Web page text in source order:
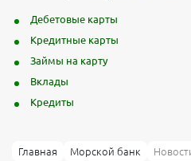
Дебетовые карты
Кредитные карты
Займы на карту
Вклады
Кредиты
Главная Морской банк